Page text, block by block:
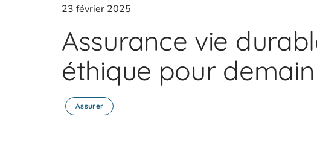
23 février 2025
Assurance vie
éthique pour demain
Assurer